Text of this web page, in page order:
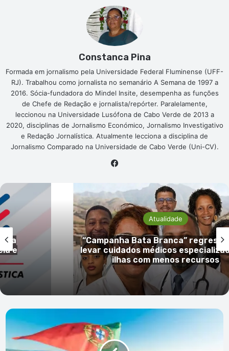
Constanca Pina
Formada em jornalismo pela Universidade Federal Fluminense (UFF-
RJ). Trabalhou como jornalista no semanário A Semana de 1997 a
2016. Sócia-fundadora do Mindel Insite, desempenha as funções
de Chefe de Redação e jornalista/repórter. Paralelamente,
leccionou na Universidade Lusófona de Cabo Verde de 2013 a
2020, disciplinas de Jornalismo Económico, Jornalismo Investigativo
e Redação Jornalística. Atualmente lecciona a disciplina de
Jornalismo Comparado na Universidade de Cabo Verde (Uni-CV).
às
Atualidade
Elton Santos nomeado diretor
adjunto da Polícia Judiciária
Entrou
em
vigor